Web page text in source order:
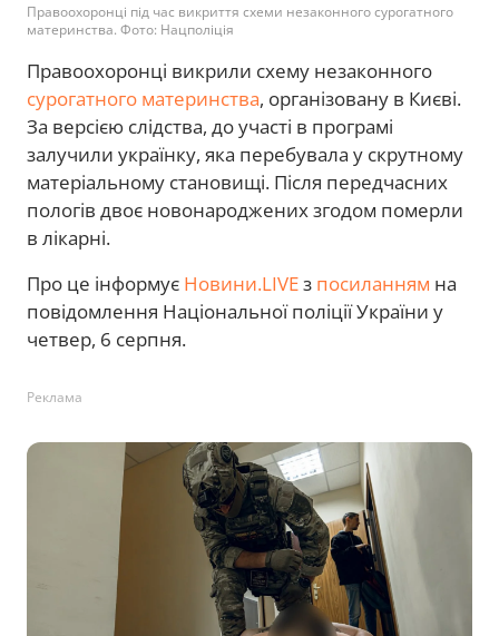
Правоохоронці під час викриття схеми незаконного сурогатного
материнства. Фото: Нацполіція
Правоохоронці викрили схему незаконного
сурогатного материнства, організовану в Києві.
За версією слідства, до участі в програмі
залучили українку, яка перебувала у скрутному
матеріальному становищі. Після передчасних
пологів двоє новонароджених згодом померли
в лікарні.
Про це інформує Новини.LIVEз посиланням на
повідомлення Національної поліції України у
четвер, 6 серпня.
Реклама